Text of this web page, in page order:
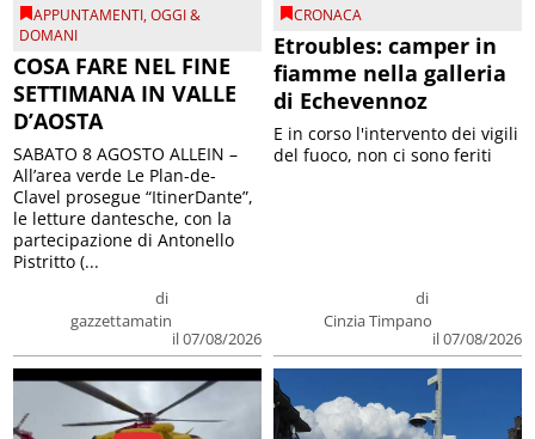
APPUNTAMENTI,OGGI &
DOMANI
COSA FARE NEL FINE
SETTIMANA IN VALLE
D’AOSTA
di
gazzettamatin
il 07/08/2026
SABATO 8 AGOSTO ALLEIN –
All’area verde Le Plan-de-
Clavel prosegue “ItinerDante”,
le letture dantesche, con la
partecipazione di Antonello
Pistritto (...
CRONACA
Etroubles: camper in
fiamme nella galleria
di Echevennoz
di
Cinzia Timpano
il 07/08/2026
E in corso l'intervento dei vigili
del fuoco, non ci sono feriti